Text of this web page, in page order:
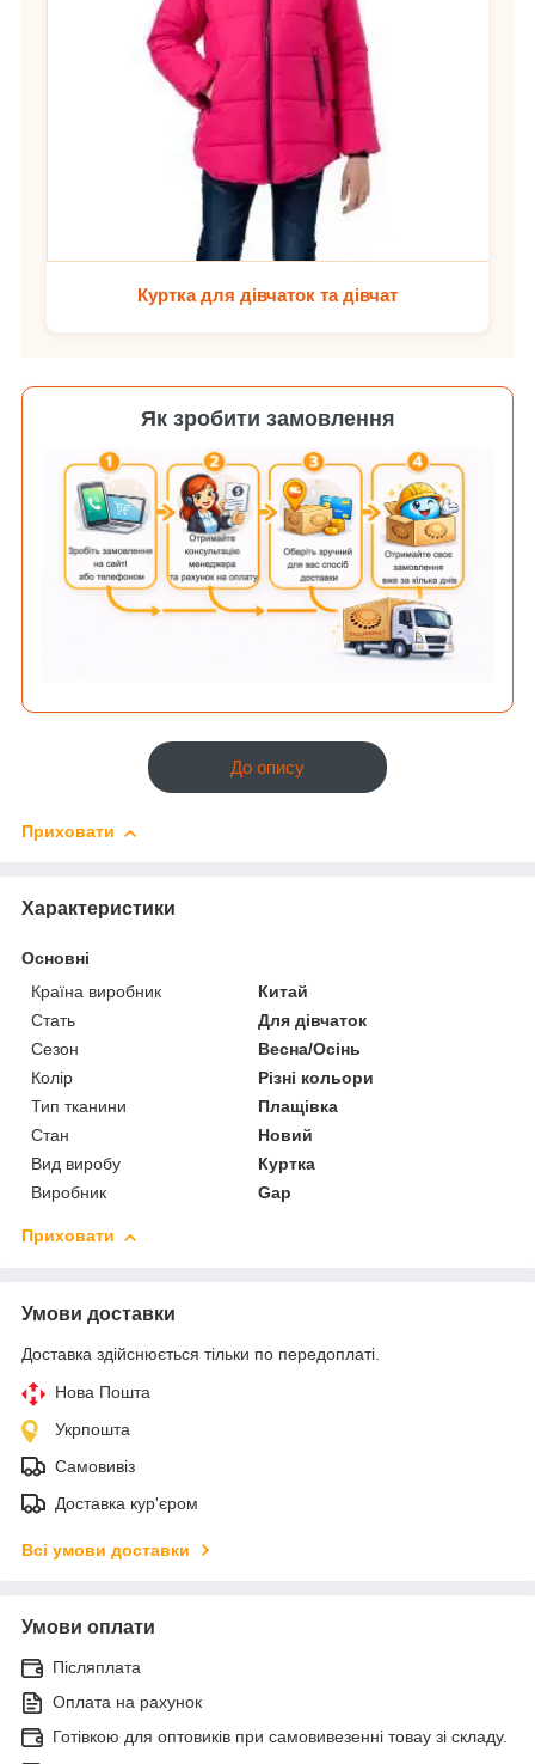
Куртка для дівчаток та дівчат
Як зробити замовлення
До опису
Приховати
Характеристики
Основні
Країна виробник
Китай
Стать
Для дівчаток
Сезон
Весна/Осінь
Колір
Різні кольори
Тип тканини
Плащівка
Стан
Новий
Вид виробу
Куртка
Виробник
Gap
Приховати
Умови доставки
Доставка здійснюється тільки по передоплаті.
Нова Пошта
Укрпошта
Самовивіз
Доставка кур'єром
Всі умови доставки
Умови оплати
Післяплата
Оплата на рахунок
Готівкою для оптовиків при самовивезенні товау зі складу.